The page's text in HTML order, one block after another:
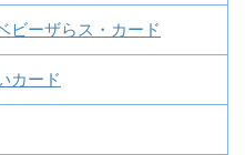
ビーザらス・カード
カード